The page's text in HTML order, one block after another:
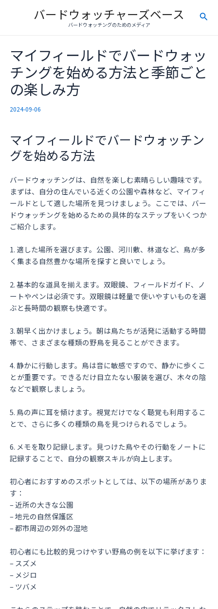
バードウォッチャーズベース
バードウォッチングのためのメディア
検
マイフィールドでバードウォッ
チングを始める方法と季節ごと
の楽しみ方
2024-09-06
マイフィールドでバードウォッチン
グを始める方法
バードウォッチングは、自然を楽しむ素晴らしい趣味です。
まずは、自分の住んでいる近くの公園や森林など、マイフィ
ールドとして適した場所を見つけましょう。ここでは、バー
ドウォッチングを始めるための具体的なステップをいくつか
ご紹介します。
1. 適した場所を選びます。公園、河川敷、林道など、鳥が多
く集まる自然豊かな場所を探すと良いでしょう。
2. 基本的な道具を揃えます。双眼鏡、フィールドガイド、ノ
ートやペンは必須です。双眼鏡は軽量で使いやすいものを選
ぶと長時間の観察も快適です。
3. 朝早く出かけましょう。朝は鳥たちが活発に活動する時間
帯で、さまざまな種類の野鳥を見ることができます。
4. 静かに行動します。鳥は音に敏感ですので、静かに歩くこ
とが重要です。できるだけ目立たない服装を選び、木々の陰
などで観察しましょう。
5. 鳥の声に耳を傾けます。視覚だけでなく聴覚も利用するこ
とで、さらに多くの種類の鳥を見つけられるでしょう。
6. メモを取り記録します。見つけた鳥やその行動をノートに
記録することで、自分の観察スキルが向上します。
初心者におすすめのスポットとしては、以下の場所がありま
す：
– 近所の大きな公園
– 地元の自然保護区
– 都市周辺の郊外の湿地
初心者にも比較的見つけやすい野鳥の例を以下に挙げます：
– スズメ
– メジロ
– ツバメ